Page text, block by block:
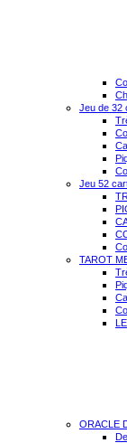
Jeu de 32
Jeu 52
TAROT
ORACLE